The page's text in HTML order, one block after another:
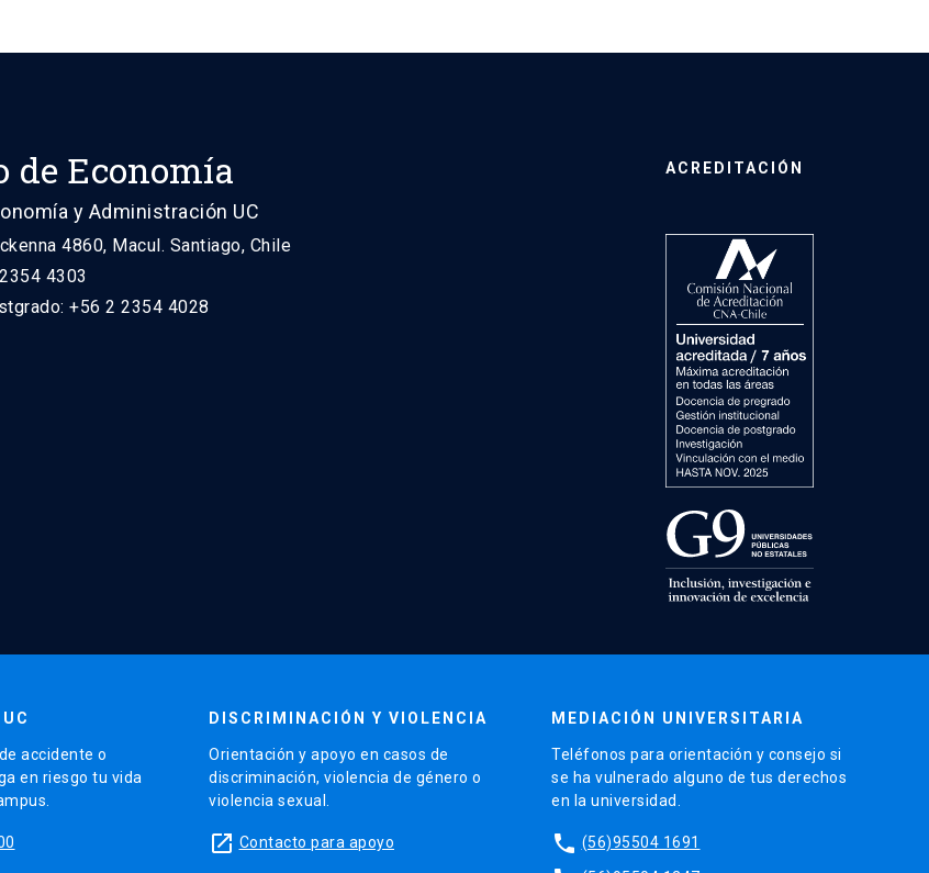
Economía
y Administración UC
4860, Macul. Santiago, Chile
4303
+56 2 2354 4028
ACREDITACIÓN
accidente o
en riesgo tu vida
DISCRIMINACIÓN Y VIOLENCIA
Orientación y apoyo en casos de
discriminación, violencia de género o
violencia sexual.
launch Contacto para apoyo
MEDIACIÓN UNIVERSITARIA
Teléfonos para orientación y consejo si
se ha vulnerado alguno de tus derechos
en la universidad.
phone (56)95504 1691